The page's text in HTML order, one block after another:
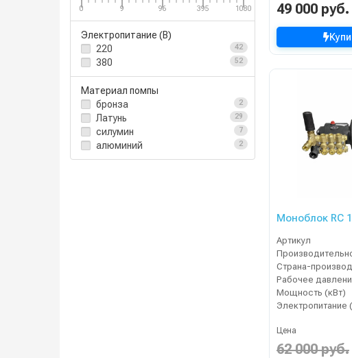
0 9 96 395 1080
Электропитание (В)
220
42
380 52
Материал помпы
бронза
2
Латунь 29
силумин 7
алюминий 2
49 000 руб.
Моноблок RC
Артикул
Страна-
Мощность (кВт)
Электропитание
Цена
62 000 руб.